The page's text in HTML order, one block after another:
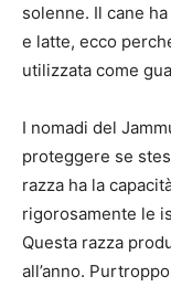
solenne. Il cane
e latte, ecco
utilizzata come
I nomadi del
proteggere se
razza ha la
rigorosamente le
Questa razza
all’anno.